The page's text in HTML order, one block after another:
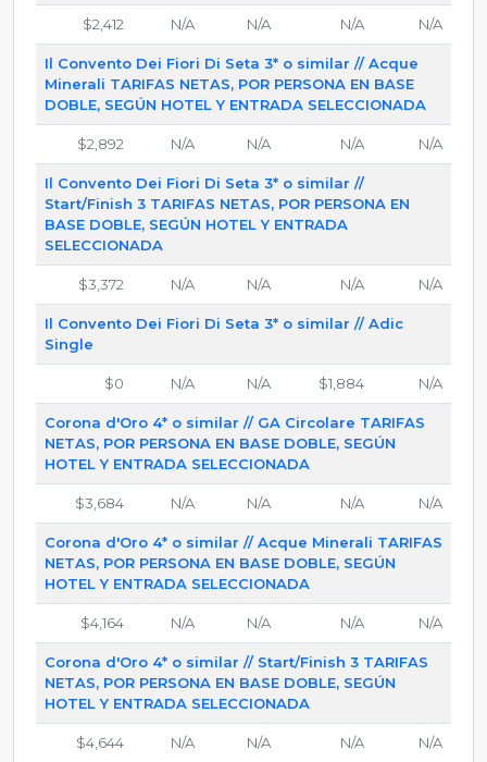
$2,412 N/A N/A N/A N/A
Il Convento Dei Fiori Di Seta 3* o similar // Acque
Minerali TARIFAS NETAS, POR PERSONA EN BASE
DOBLE, SEGÚN HOTEL Y ENTRADA SELECCIONADA
$2,892 N/A N/A N/A N/A
Il Convento Dei Fiori Di Seta 3* o similar //
Start/Finish 3 TARIFAS NETAS, POR PERSONA EN
BASE DOBLE, SEGÚN HOTEL Y ENTRADA
SELECCIONADA
$3,372 N/A N/A N/A N/A
Il Convento Dei Fiori Di Seta 3* o similar // Adic
Single
$0 N/A N/A $1,884 N/A
Corona d'Oro 4* o similar // GA Circolare TARIFAS
NETAS, POR PERSONA EN BASE DOBLE, SEGÚN
HOTEL Y ENTRADA SELECCIONADA
$3,684 N/A N/A N/A N/A
Corona d'Oro 4* o similar // Acque Minerali TARIFAS
NETAS, POR PERSONA EN BASE DOBLE, SEGÚN
HOTEL Y ENTRADA SELECCIONADA
$4,164 N/A N/A N/A N/A
Corona d'Oro 4* o similar // Start/Finish 3 TARIFAS
NETAS, POR PERSONA EN BASE DOBLE, SEGÚN
HOTEL Y ENTRADA SELECCIONADA
$4,644 N/A N/A N/A N/A